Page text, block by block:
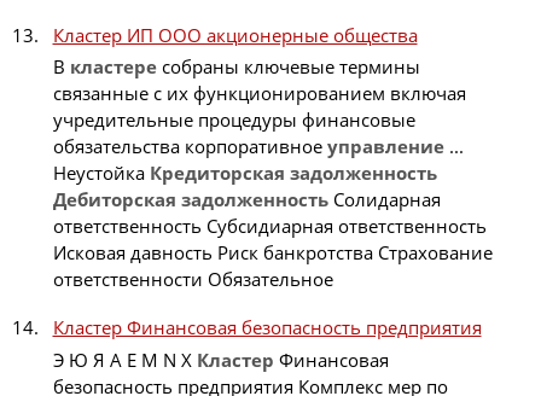
Кластер ИП ООО акционерные общества
В кластересобраны ключевые термины
связанные с их функционированием включая
учредительные процедуры финансовые
обязательства корпоративное управление...
Неустойка Кредиторская задолженность
Дебиторская задолженностьСолидарная
ответственность Субсидиарная ответственность
Исковая давность Риск банкротства Страхование
ответственности Обязательное
Кластер Финансовая безопасность предприятия
Э Ю Я A E M N X Кластер Финансовая
безопасность предприятия Комплекс мер по